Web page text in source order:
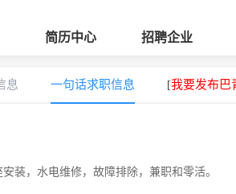
简历中心 招聘企业
息 一句话求职信息 [我要发布巴
装，水电维修，故障排除，兼职和零活。